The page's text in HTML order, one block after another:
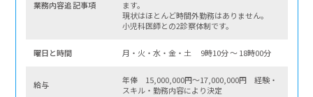
業務内容追記事項
ます。
現状はほとんど時間外勤務はありません。
小児科医師との2診察体制です。
曜⽇と時間 月・火・水・金・土 9時10分 〜 18時00分
給与
年俸 15,000,000円～17,000,000円 経験・
スキル・勤務内容により決定